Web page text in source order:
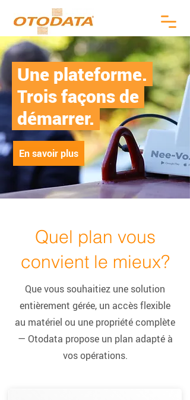
Une plateforme.
Trois façons de
démarrer.
En savoir plus
Quel plan vous
convient le mieux?
Que vous souhaitiez une solution
entièrement gérée, un accès flexible
au matériel ou une propriété complète
— Otodata propose un plan adapté à
vos opérations.​